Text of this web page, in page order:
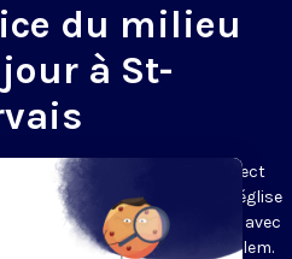
du milieu
à St-
au samedi, KTO diffuse en direct
milieu du jour, en direct de l’église
Saint-Protais (Paris 4e), avec
Monastiques de Jérusalem.